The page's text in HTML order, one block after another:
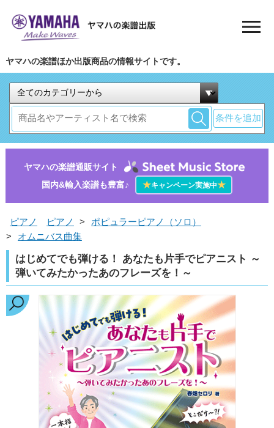
ヤマハの楽譜ほか出版商品の情報サイトです。
条件を追加
ヤマハの楽譜通販サイト
国内&輸入楽譜も豊富♪
★キャンペーン実施中★
ピアノ ピアノ >
ポピュラーピアノ（ソロ）
>
オムニバス曲集
はじめてでも弾ける！ あなたも片手でピアニスト ～
弾いてみたかったあのフレーズを！～